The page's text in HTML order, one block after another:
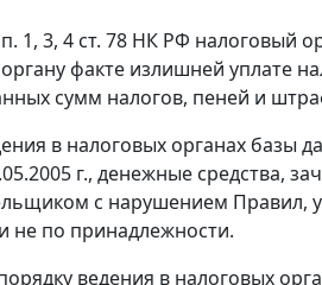
1, 3, 4 ст. 78 НК РФ налоговый
факте излишней уплате
сумм налогов, пеней и
в налоговых органах базы
г., денежные средства,
с нарушением Правил,
не по принадлежности.
ведения в налоговых